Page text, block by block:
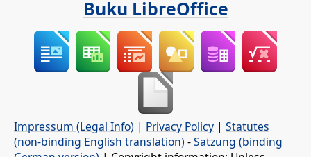
Buku LibreOffice
Impressum (Legal Info) | Privacy Policy | Statutes
(non-binding English translation) -Satzung (binding